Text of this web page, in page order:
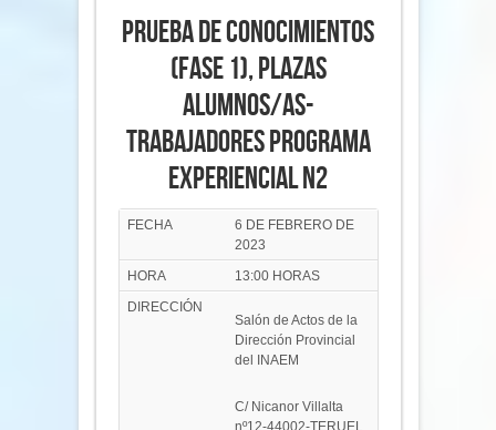
PRUEBA DE CONOCIMIENTOS
(FASE 1), PLAZAS
ALUMNOS/AS-
TRABAJADORES PROGRAMA
EXPERIENCIAL N2
FECHA
6 DE FEBRERO DE
2023
HORA
13:00 HORAS
DIRECCIÓN
Salón de Actos de la
Dirección Provincial
del INAEM
C/ Nicanor Villalta
nº12-44002-TERUEL